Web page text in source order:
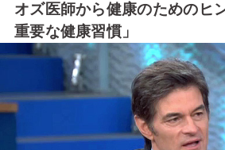
オズ医師から健康のためのヒ
重要な健康習慣」